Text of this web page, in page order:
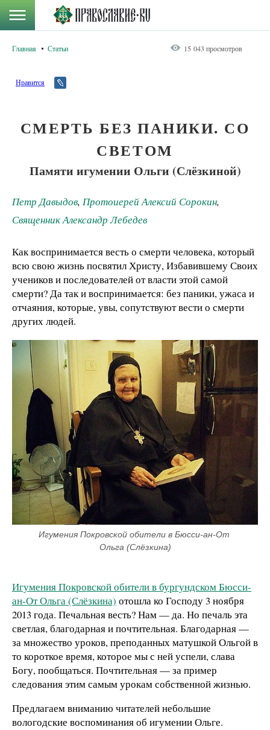
Главная Статьи 15 043 просмотров
Нравится
СМЕРТЬ БЕЗ ПАНИКИ. СО
СВЕТОМ
Памяти игумении Ольги (Слёзкиной)
Петр Давыдов, Протоиерей Алексий Сорокин,
Священник Александр Лебедев
Как воспринимается весть о смерти человека, который
всю свою жизнь посвятил Христу, Избавившему Своих
учеников и последователей от власти этой самой
смерти? Да так и воспринимается: без паники, ужаса и
отчаяния, которые, увы, сопутствуют вести о смерти
других людей.
Игумения Покровской обители в Бюсси-ан-От
Ольга (Слёзкина)
Игумения Покровской обители в бургундском Бюсси-
ан-От Ольга (Слёзкина) отошла ко Господу 3 ноября
2013 года. Печальная весть? Нам — да. Но печаль эта
светлая, благодарная и почтительная. Благодарная —
за множество уроков, преподанных матушкой Ольгой в
то короткое время, которое мы с ней успели, слава
Богу, пообщаться. Почтительная — за пример
следования этим самым урокам собственной жизнью.
Предлагаем вниманию читателей небольшие
вологодские воспоминания об игумении Ольге.